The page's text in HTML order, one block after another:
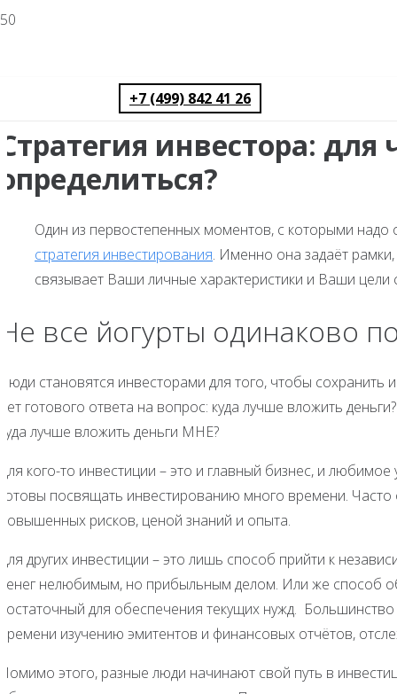
+7 (499) 842 41 26
Стратегия инвестора: для
определиться?
Один из первостепенных моментов, с которыми надо
стратегия инвестирования. Именно она задаёт
связывает Ваши личные характеристики и Ваши
Не все йогурты одинаково
Люди становятся инвесторами для того, чтобы сохранить
нет готового ответа на вопрос: куда лучше вложить
куда лучше вложить деньги МНЕ?
Для кого-то инвестиции – это и главный бизнес, и
готовы посвящать инвестированию много времени. Часто
повышенных рисков, ценой знаний и опыта.
Для других инвестиции – это лишь способ прийти к
денег нелюбимым, но прибыльным делом. Или же способ
достаточный для обеспечения текущих нужд.
времени изучению эмитентов и финансовых отчётов,
Помимо этого, разные люди начинают свой путь в